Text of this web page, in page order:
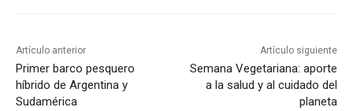
Artículo anterior
Primer barco pesquero
híbrido de Argentina y
Sudamérica
Artículo siguiente
Semana Vegetariana: aporte
a la salud y al cuidado del
planeta